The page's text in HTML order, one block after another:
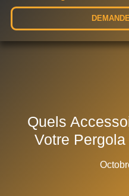
Quels
Votre